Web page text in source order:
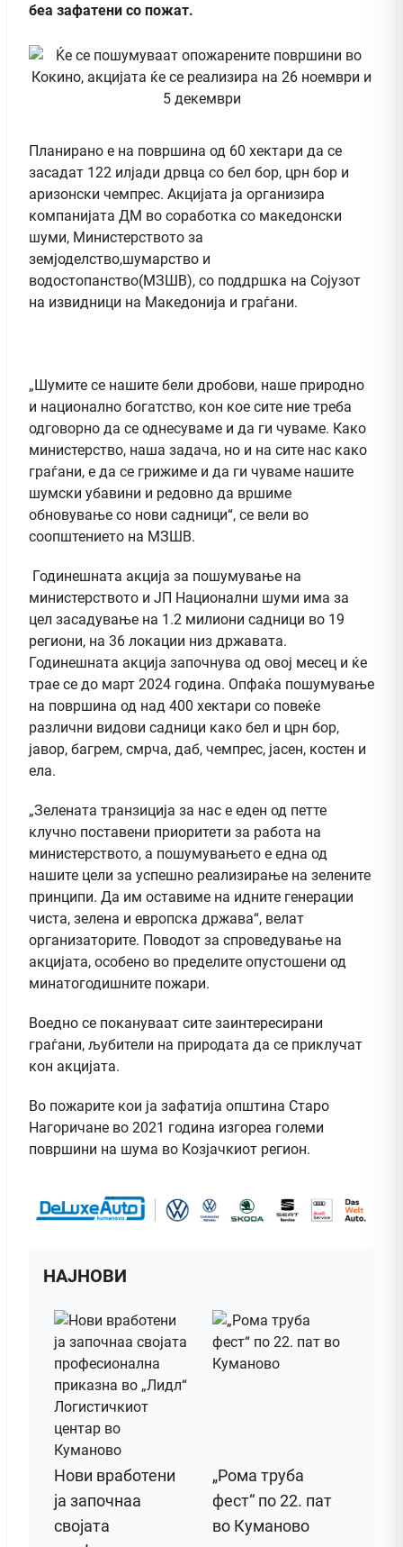
беа зафатени со пожат.
Планирано е на површина од 60 хектари да се
засадат 122 илјади дрвца со бел бор, црн бор и
аризонски чемпрес. Акцијата ја организира
компанијата ДМ во соработка со македонски
шуми, Министерството за
земјоделство,шумарство и
водостопанство(МЗШВ), со поддршка на Сојузот
на извидници на Македонија и граѓани.
„Шумите се нашите бели дробови, наше природно
и национално богатство, кон кое сите ние треба
одговорно да се однесуваме и да ги чуваме. Како
министерство, наша задача, но и на сите нас како
граѓани, е да се грижиме и да ги чуваме нашите
шумски убавини и редовно да вршиме
обновување со нови садници“, се вели во
соопштението на МЗШВ.
Годинешната акција за пошумување на
министерството и ЈП Национални шуми има за
цел засадување на 1.2 милиони садници во 19
региони, на 36 локации низ државата.
Годинешната акција започнува од овој месец и ќе
трае се до март 2024 година. Опфаќа пошумување
на површина од над 400 хектари со повеќе
различни видови садници како бел и црн бор,
јавор, багрем, смрча, даб, чемпрес, јасен, костен и
ела.
„Зелената транзиција за нас е еден од петте
клучно поставени приоритети за работа на
министерството, а пошумувањето е една од
нашите цели за успешно реализирање на зелените
принципи. Да им оставиме на идните генерации
чиста, зелена и европска држава“, велат
организаторите. Поводот за спроведување на
акцијата, особено во пределите опустошени од
минатогодишните пожари.
Воедно се покануваат сите заинтересирани
граѓани, љубители на природата да се приклучат
кон акцијата.
Во пожарите кои ја зафатија општина Старо
Нагоричане во 2021 година изгореа големи
површини на шума во Козјачкиот регион.
НАЈНОВИ
Нови вработени
ја започнаа
својата
„Рома труба
фест“ по 22. пат
во Куманово